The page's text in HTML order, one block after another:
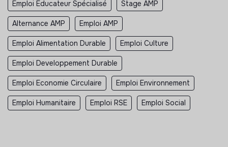
Emploi Educateur Spécialisé Stage AMP
Alternance AMP Emploi AMP
Emploi Alimentation Durable Emploi Culture
Emploi Developpement Durable
Emploi Economie Circulaire Emploi Environnement
Emploi Humanitaire Emploi RSE Emploi Social